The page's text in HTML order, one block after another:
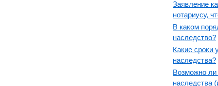
Заявление
нотариусу,
В каком
наследство?
Какие сроки
наследства?
Возможно ли
наследства